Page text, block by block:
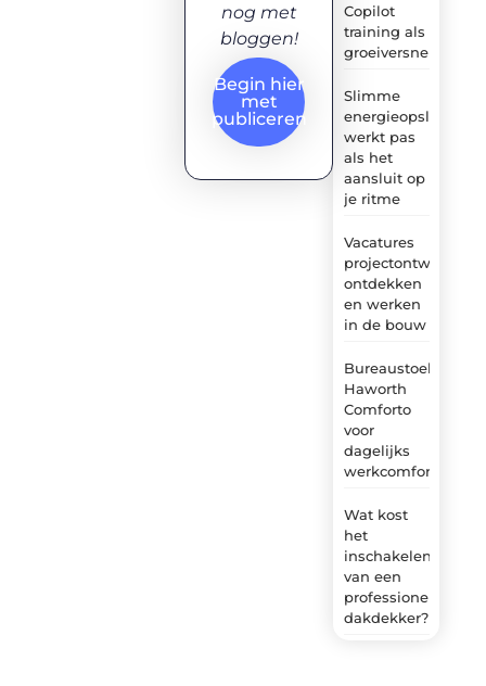
Copilot
training als
groeiversneller
Slimme
energieopslag
werkt pas
als het
aansluit op
je ritme
Vacatures
ontdekken
en werken
in de bouw
Bureaustoel
Haworth
Comforto
voor
dagelijks
werkcomfort
Wat kost
het
inschakelen
van een
professionele
dakdekker?
nog met
bloggen!
Begin hier
met
publiceren